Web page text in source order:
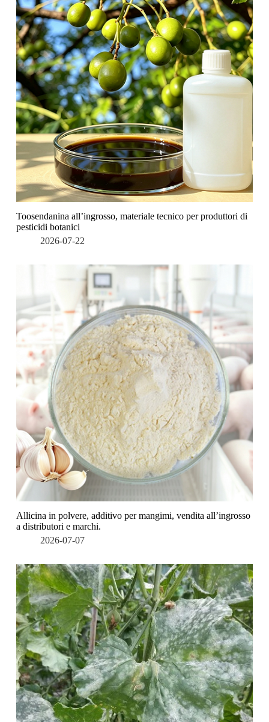
Toosendanina all’ingrosso, materiale tecnico per produttori di
pesticidi botanici
2026-07-22
Allicina in polvere, additivo per mangimi, vendita all’ingrosso
a distributori e marchi.
2026-07-07